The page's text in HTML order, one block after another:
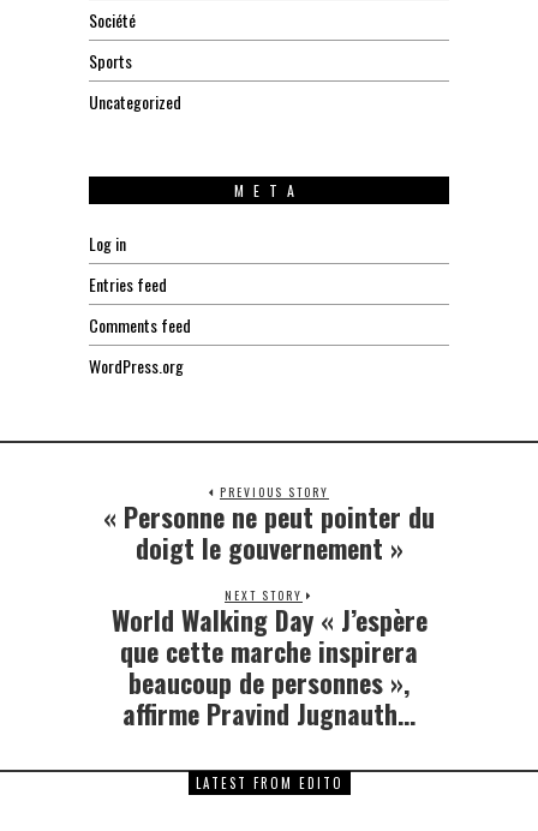
Société
Sports
Uncategorized
META
Log in
Entries feed
Comments feed
WordPress.org
PREVIOUS STORY
Previous
post:
« Personne ne peut pointer du
doigt le gouvernement »
NEXT STORY
Next
post:
World Walking Day « J’espère
que cette marche inspirera
beaucoup de personnes »,
affirme Pravind Jugnauth…
LATEST FROM EDITO